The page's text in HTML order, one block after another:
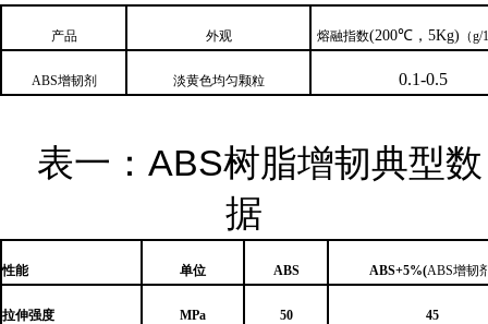
产品 外观 熔融指数(200℃， 5Kg) （g/
ABS增韧剂 淡黄色均匀颗粒 0.1-0.5
表一：ABS树脂增韧典型数
据
性能 单位 ABS ABS+5%(ABS增韧
拉伸强度 MPa 50 45